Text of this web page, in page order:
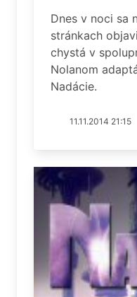
Dnes v noci sa
stránkach
chystá v
Nolanom
Nadácie.
11.11.2014 21:15